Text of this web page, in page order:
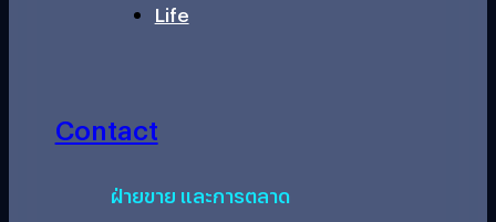
Life
Contact
ฝ่ายขาย และการตลาด